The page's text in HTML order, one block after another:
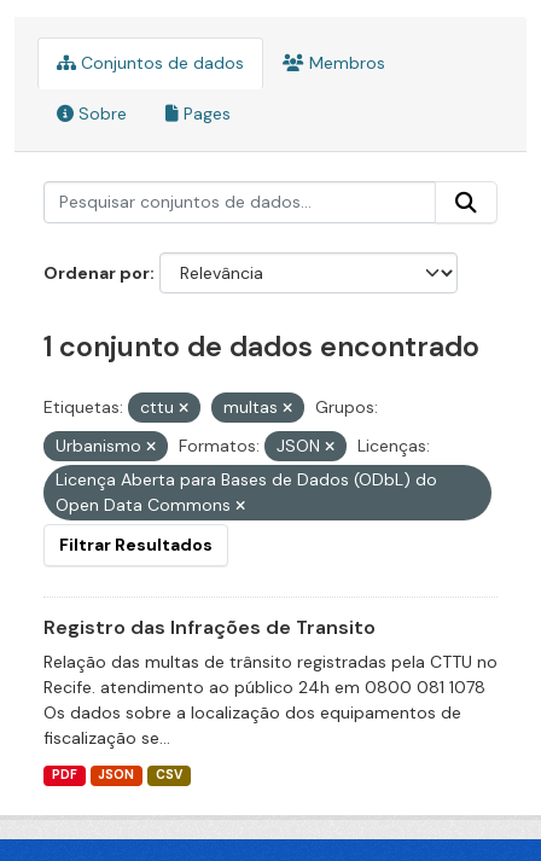
Conjuntos de dados Membros
Sobre Pages
Ordenar por
1 conjunto de dados encontrado
Etiquetas: cttu multas
Grupos:
Urbanismo
Formatos: JSON
Licenças:
Licença Aberta para Bases de Dados (ODbL) do
Open Data Commons
Filtrar Resultados
Registro das Infrações de Transito
Relação das multas de trânsito registradas pela CTTU no
Recife. atendimento ao público 24h em 0800 081 1078
Os dados sobre a localização dos equipamentos de
fiscalização se...
PDF JSON CSV